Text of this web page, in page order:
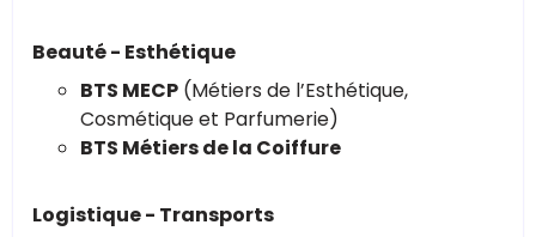
Beauté - Esthétique
BTS MECP (Métiers de l’Esthétique,
Cosmétique et Parfumerie)
BTS Métiers de la Coiffure
Logistique - Transports